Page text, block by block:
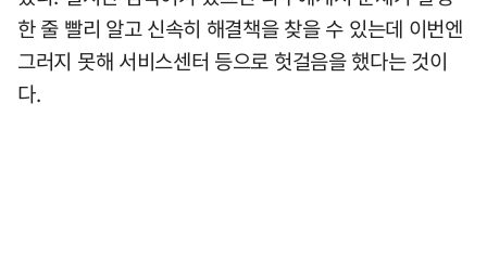
한 줄 빨리 알고 신속히 해결책을 찾을 수 있는데 이번엔
그러지 못해 서비스센터 등으로 헛걸음을 했다는 것이
다.